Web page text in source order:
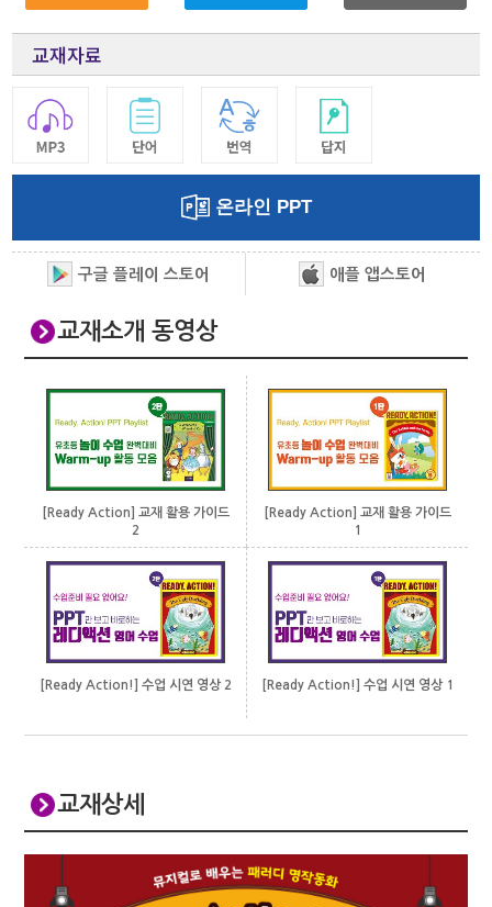
교재자료
온라인 PPT
구글 플레이 스토어 애플 앱스토어
교재소개 동영상
[Ready Action] 교재 활용 가이드
2
[Ready Action] 교재 활용 가이드
1
[Ready Action!] 수업 시연 영상 2 [Ready Action!] 수업 시연 영상 1
교재상세